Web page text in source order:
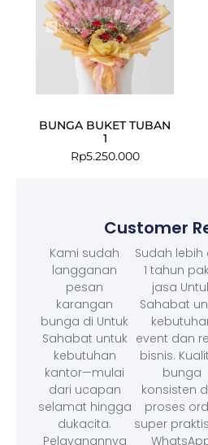
BUNGA BUKET TUBAN
1
Rp5.250.000
Customer
Kami sudah
langganan
pesan
karangan
bunga di Untuk
Sahabat untuk
kebutuhan
kantor—mulai
dari ucapan
selamat hingga
dukacita.
Pelayanannya
Sudah lebih
1 tahun
jasa
Sahabat
event dan
bisnis.
bunga
konsisten
proses
super